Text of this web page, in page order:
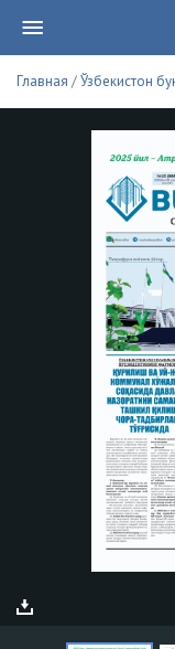
Главная /Ўзбекистон